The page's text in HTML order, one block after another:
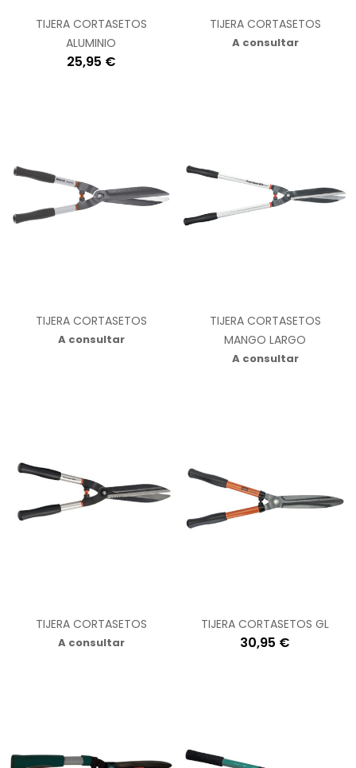
TIJERA CORTASETOS
ALUMINIO
25,95 €
TIJERA CORTASETOS
A consultar
TIJERA CORTASETOS
A consultar
TIJERA CORTASETOS
MANGO LARGO
A consultar
TIJERA CORTASETOS
A consultar
TIJERA CORTASETOS GL
30,95 €